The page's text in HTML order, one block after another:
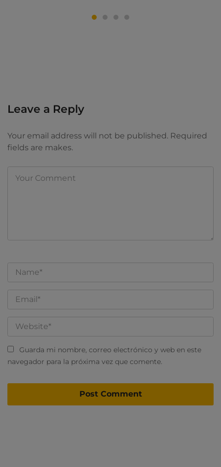
Leave a Reply
Your email address will not be published. Required
fields are makes.
Guarda mi nombre, correo electrónico y web en este
navegador para la próxima vez que comente.